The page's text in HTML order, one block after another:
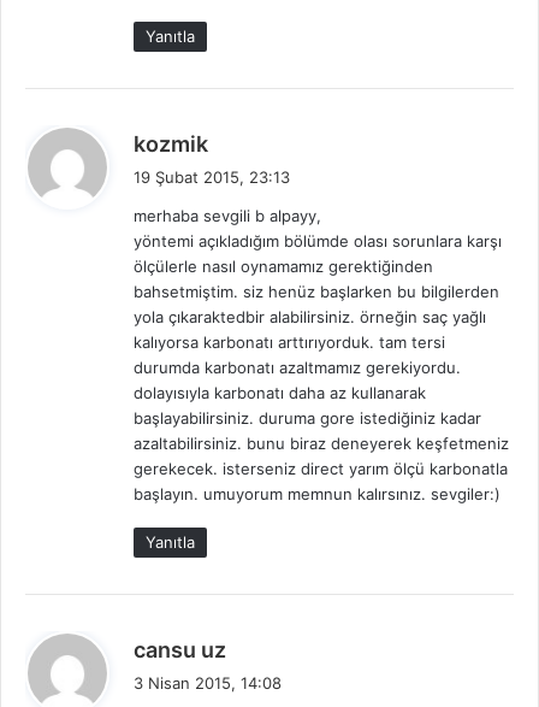
Yanıtla
kozmik
i
k
i
19 Şubat 2015, 23:13
merhaba sevgili b alpayy,
yöntemi açıkladığım bölümde olası sorunlara karşı
ölçülerle nasıl oynamamız gerektiğinden
bahsetmiştim. siz henüz başlarken bu bilgilerden
yola çıkaraktedbir alabilirsiniz. örneğin saç yağlı
kalıyorsa karbonatı arttırıyorduk. tam tersi
durumda karbonatı azaltmamız gerekiyordu.
dolayısıyla karbonatı daha az kullanarak
başlayabilirsiniz. duruma gore istediğiniz kadar
azaltabilirsiniz. bunu biraz deneyerek keşfetmeniz
gerekecek. isterseniz direct yarım ölçü karbonatla
başlayın. umuyorum memnun kalırsınız. sevgiler:)
Yanıtla
cansu uz
3 Nisan 2015, 14:08